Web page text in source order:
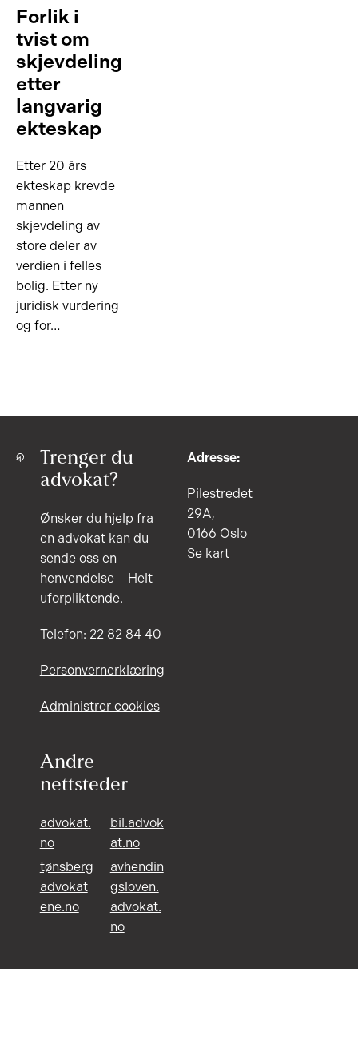
Forlik i
tvist om
skjevdeling
etter
langvarig
ekteskap
Etter 20 års
ekteskap krevde
mannen
skjevdeling av
store deler av
verdien i felles
bolig. Etter ny
juridisk vurdering
og for…
Trenger du
advokat?
Ønsker du hjelp fra
en advokat kan du
sende oss en
henvendelse – Helt
uforpliktende.
Telefon: 22 82 84 40
Personvernerklæring
Administrer cookies
Andre
nettsteder
advokat.
no
bil.advok
at.no
tønsberg
advokat
ene.no
avhendin
gsloven.
advokat.
no
Adresse:
Pilestredet
29A,
0166 Oslo
Se kart